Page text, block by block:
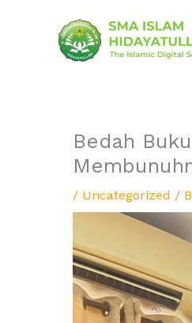
Bedah
/ Uncategorized /